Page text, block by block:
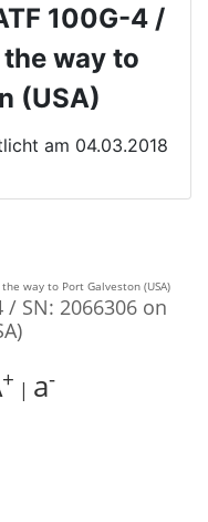
100G-4 /
way to
(USA)
am 04.03.2018
/ SN: 2066306 on
+ | a-